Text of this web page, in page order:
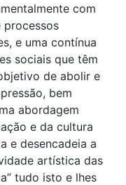
com
processos
e uma contínua
sociais que têm
de abolir e
bem
abordagem
e da cultura
e desencadeia a
artística das
tudo isto e lhes